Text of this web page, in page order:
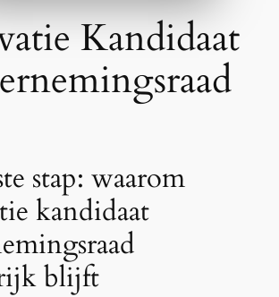
Kandidaat
stap: waarom
kandidaat
blijft